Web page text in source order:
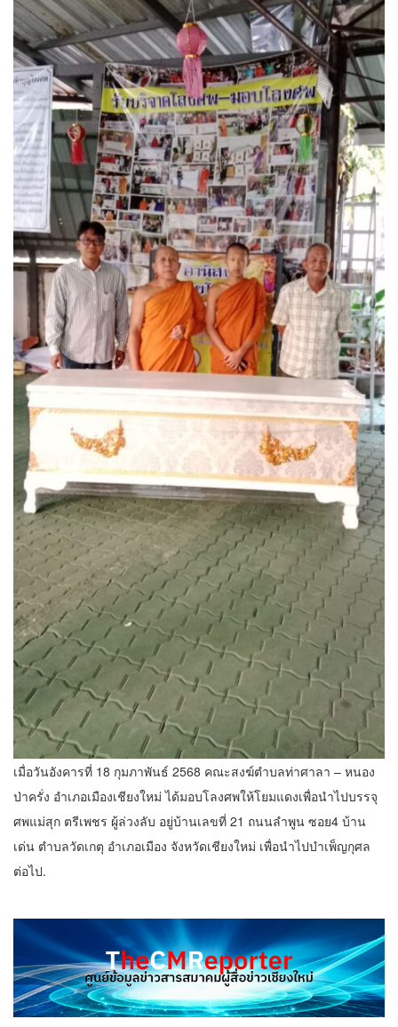
เมื่อวันอังคารที่ 18 กุมภาพันธ์ 2568 คณะสงฆ์ตำบลท่าศาลา – หนอง
ป่าครั่ง อำเภอเมืองเชียงใหม่ ได้มอบโลงศพให้โยมแดงเพื่อนำไปบรรจุ
ศพแม่สุก ตรีเพชร ผู้ล่วงลับ อยู่บ้านเลขที่ 21 ถนนลำพูน ซอย4 บ้าน
เด่น ตำบลวัดเกตุ อำเภอเมือง จังหวัดเชียงใหม่ เพื่อนำไปบำเพ็ญกุศล
ต่อไป.